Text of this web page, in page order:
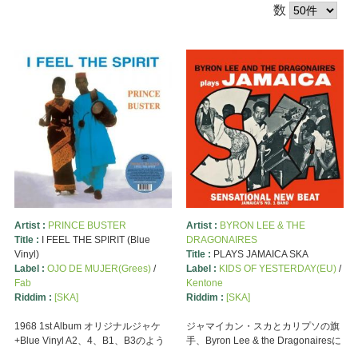
数
Artist : PRINCE BUSTER
Title : I FEEL THE SPIRIT (Blue
Vinyl)
Label : OJO DE MUJER(Grees)/
Fab
Riddim : [SKA]
1968 1st Album オリジナルジャケ
+Blue Vinyl A2、4、B1、B3のよう
Artist : BYRON LEE & THE
DRAGONAIRES
Title : PLAYS JAMAICA SKA
Label : KIDS OF YESTERDAY(EU)/
Kentone
Riddim : [SKA]
ジャマイカン・スカとカリプソの旗
手、Byron Lee & the Dragonairesに